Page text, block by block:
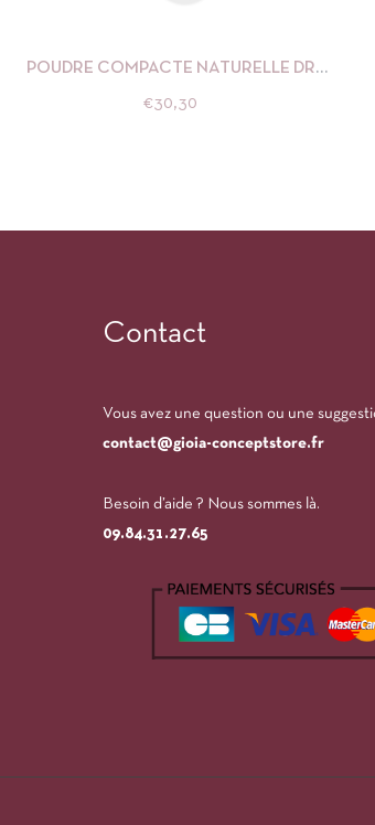
POUDRE COMPACTE NATURELLE DR
€30,30
Contact
Vous avez une question ou une
contact@gioia-conceptstore.fr
Besoin d’aide ? Nous sommes là.
09.84.31.27.65